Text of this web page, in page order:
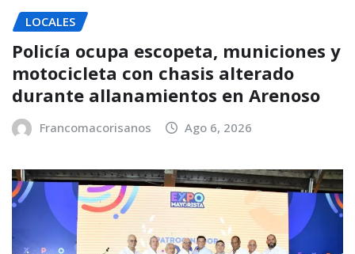
LOCALES
Policía ocupa escopeta, municiones y
motocicleta con chasis alterado
durante allanamientos en Arenoso
Francomacorisanos Ago 6, 2026